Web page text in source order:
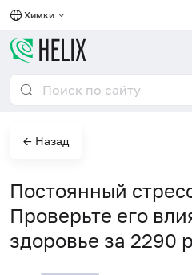
Химки
← Назад
Постоянный
Проверьте его
здоровье за 2290